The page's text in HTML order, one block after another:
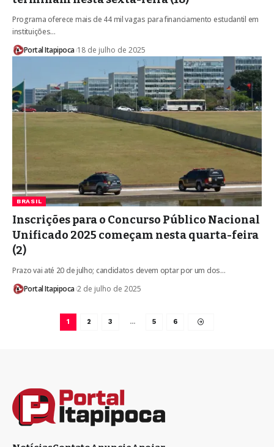
Programa oferece mais de 44 mil vagas para financiamento estudantil em
instituições…
Portal Itapipoca 18 de julho de 2025
BRASIL
Inscrições para o Concurso Público Nacional
Unificado 2025 começam nesta quarta-feira
(2)
Prazo vai até 20 de julho; candidatos devem optar por um dos…
Portal Itapipoca 2 de julho de 2025
1 2 3 … 5 6